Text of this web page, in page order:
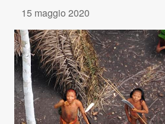
15 maggio 2020